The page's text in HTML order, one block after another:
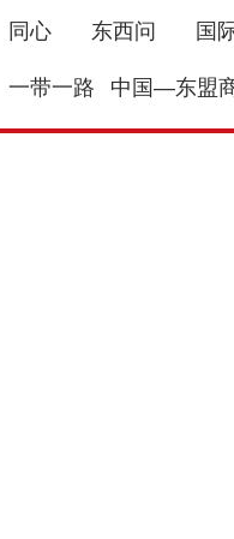
同心 东西问 国
一带一路 中国—东盟